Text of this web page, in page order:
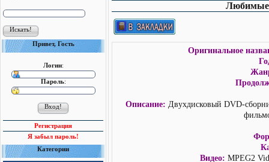
Привет, Гость
Логин:
Пароль:
Регистрация
Я забыл пароль!
Категории
Любимые
Оригинальное
Описание: Двухдисковый DVD-
Видео: MPEG2